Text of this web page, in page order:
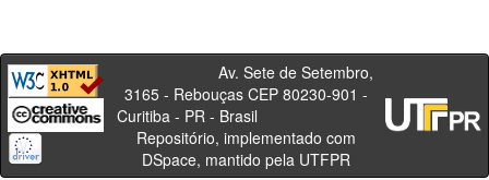
Av. Sete de Setembro,
3165 - Rebouças CEP 80230-901 -
Curitiba - PR - Brasil
Repositório, implementado com
DSpace, mantido pela UTFPR